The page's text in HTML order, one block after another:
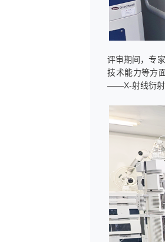
评审期间，专
技术能力等方
——X-射线衍